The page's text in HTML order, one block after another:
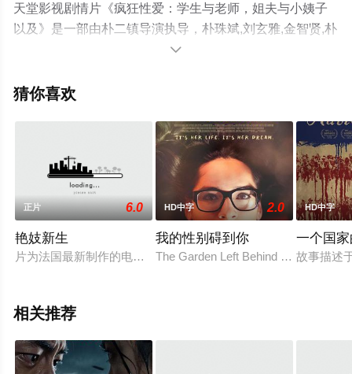
天堂影视剧情片《疯狂性爱：学生与老师，姐夫与小姨子
以及》是一部由朴二镇导演执导，朴珠斌,刘玄雅,金智贤,朴
贤贞,闵道允,崔宇锡,尚宇,时宇等明星演员精彩演绎的韩国
电影网，更多相关信息可移步至豆瓣电影、电视猫或剧情

猜你喜欢
正片 6.0
艳妓新生
片为法国最新制作的电视电影，刚刚在法国各个电视台热播。
HD中字 2.0
我的性别碍到你
The Garden Left Behind traces the
HD中字
一个国
故事描述
相关推荐